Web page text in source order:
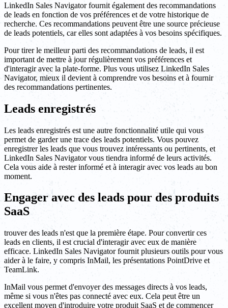
LinkedIn Sales Navigator fournit également des recommandations
de leads en fonction de vos préférences et de votre historique de
recherche. Ces recommandations peuvent être une source précieuse
de leads potentiels, car elles sont adaptées à vos besoins spécifiques.
Pour tirer le meilleur parti des recommandations de leads, il est
important de mettre à jour régulièrement vos préférences et
d'interagir avec la plate-forme. Plus vous utilisez LinkedIn Sales
Navigator, mieux il devient à comprendre vos besoins et à fournir
des recommandations pertinentes.
Leads enregistrés
Les leads enregistrés est une autre fonctionnalité utile qui vous
permet de garder une trace des leads potentiels. Vous pouvez
enregistrer les leads que vous trouvez intéressants ou pertinents, et
LinkedIn Sales Navigator vous tiendra informé de leurs activités.
Cela vous aide à rester informé et à interagir avec vos leads au bon
moment.
Engager avec des leads pour des produits
SaaS
trouver des leads n'est que la première étape. Pour convertir ces
leads en clients, il est crucial d'interagir avec eux de manière
efficace. LinkedIn Sales Navigator fournit plusieurs outils pour vous
aider à le faire, y compris InMail, les présentations PointDrive et
TeamLink.
InMail vous permet d'envoyer des messages directs à vos leads,
même si vous n'êtes pas connecté avec eux. Cela peut être un
excellent moyen d'introduire votre produit SaaS et de commencer